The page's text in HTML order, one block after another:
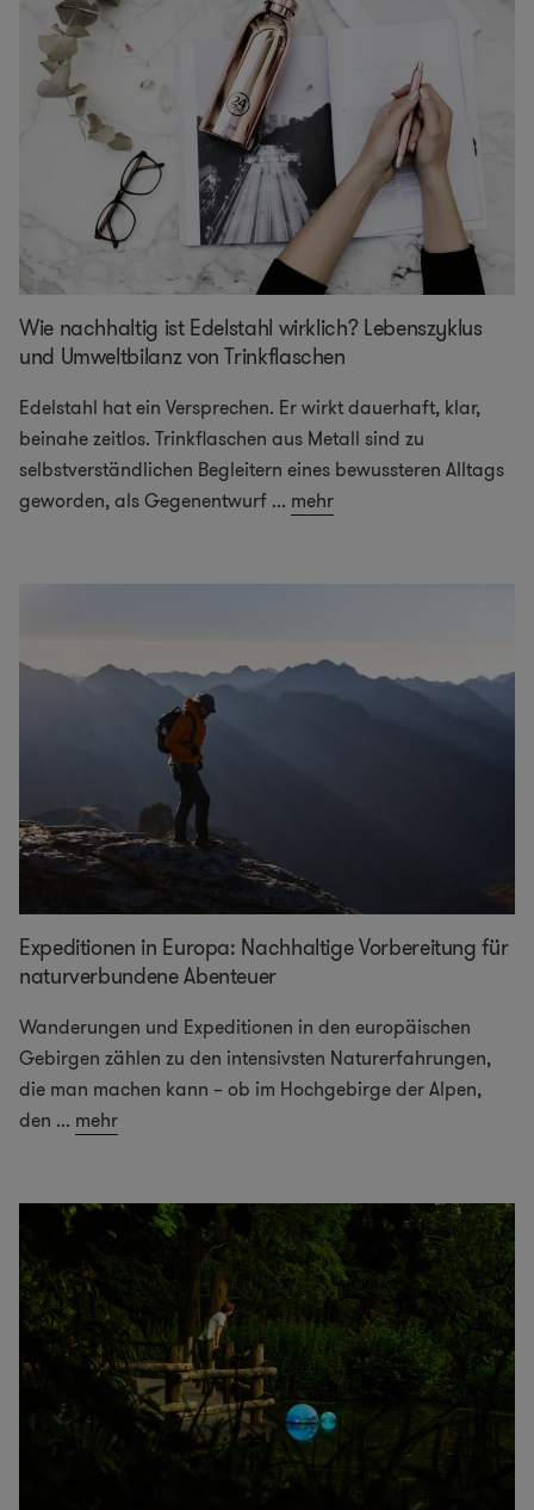
Wie nachhaltig ist Edelstahl wirklich? Lebenszyklus
und Umweltbilanz von Trinkflaschen
Edelstahl hat ein Versprechen. Er wirkt dauerhaft, klar,
beinahe zeitlos. Trinkflaschen aus Metall sind zu
selbstverständlichen Begleitern eines bewussteren Alltags
geworden, als Gegenentwurf ... mehr
Expeditionen in Europa: Nachhaltige Vorbereitung für
naturverbundene Abenteuer
Wanderungen und Expeditionen in den europäischen
Gebirgen zählen zu den intensivsten Naturerfahrungen,
die man machen kann – ob im Hochgebirge der Alpen,
den ... mehr